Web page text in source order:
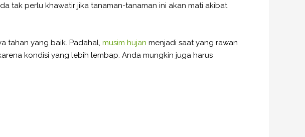
tak perlu khawatir jika tanaman-tanaman ini akan mati akibat
tahan yang baik. Padahal, musim hujan menjadi saat yang rawan
kondisi yang lebih lembap. Anda mungkin juga harus